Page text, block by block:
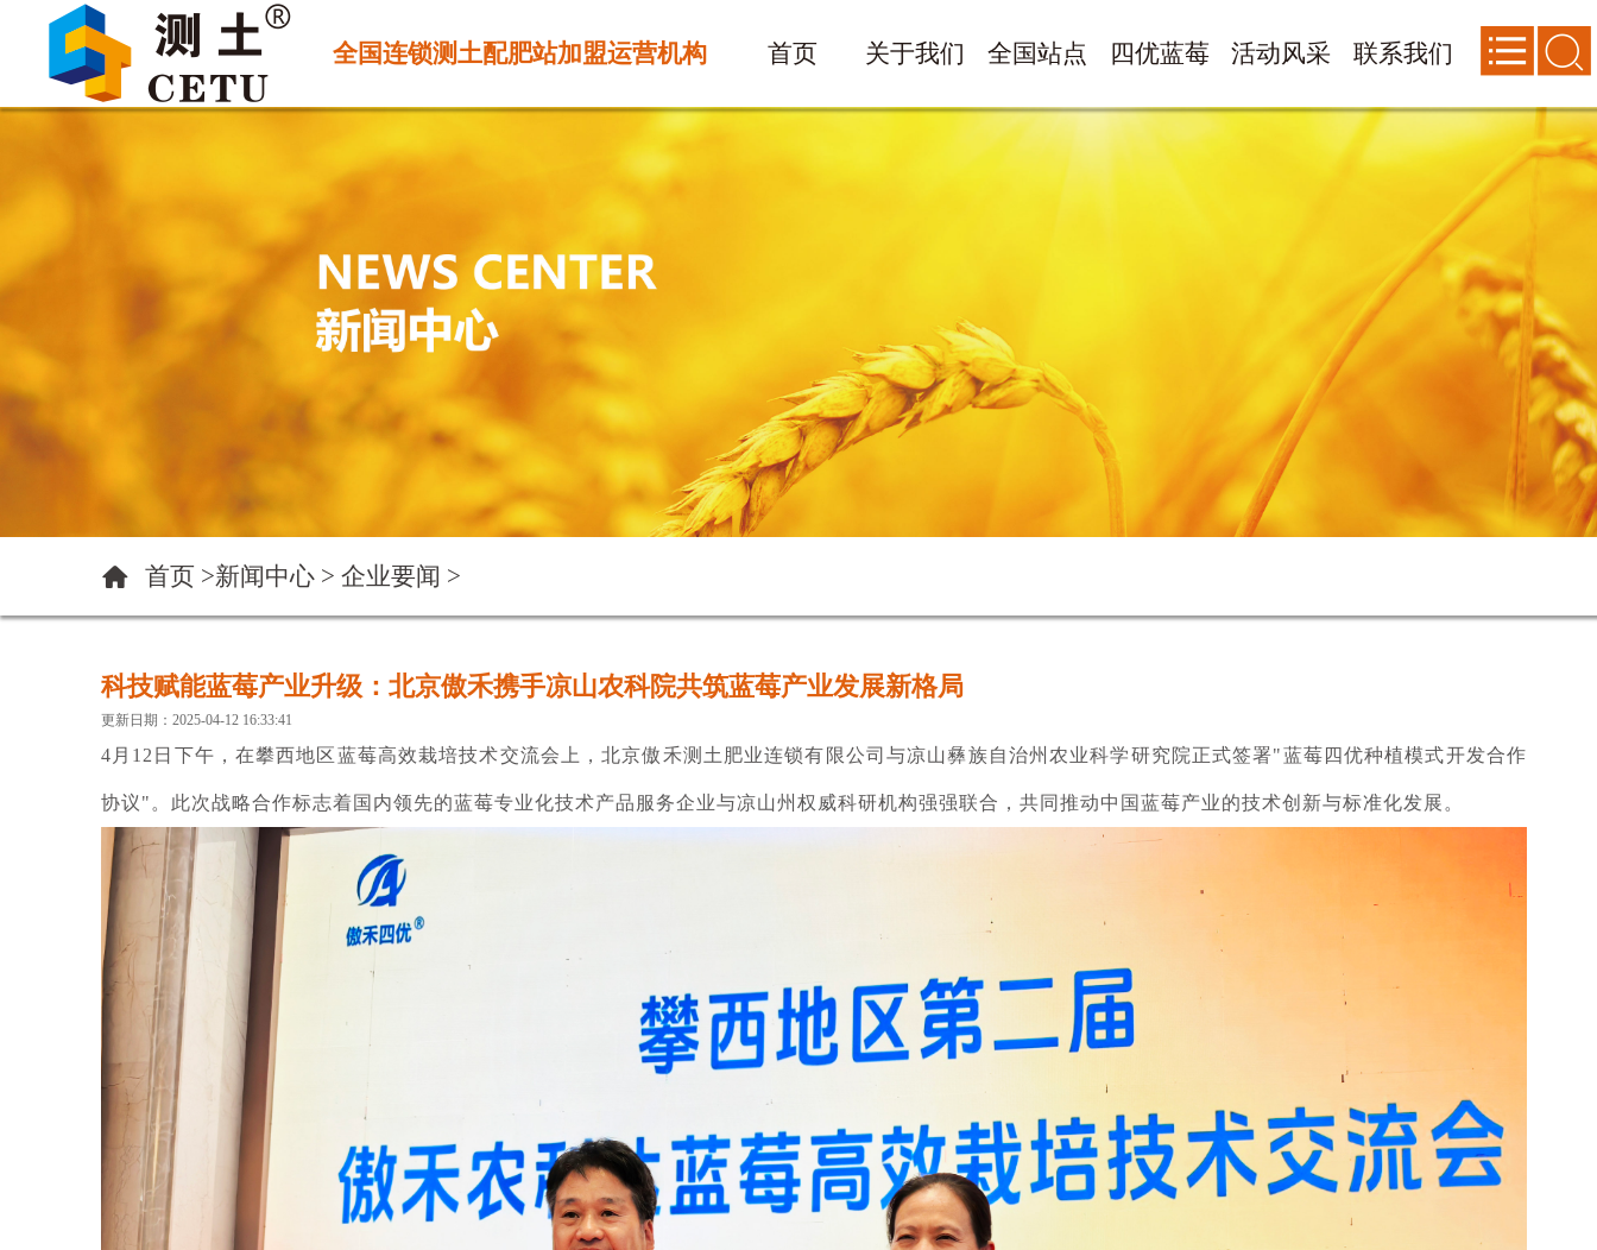
全国连锁测土配肥站加盟运营机构 首页 关于我们 全国站点 四优蓝莓 活动风采 联系我们
首页 >新闻中心 > 企业要闻 >
科技赋能蓝莓产业升级：北京傲禾携手凉山农科院共筑蓝莓产业发展新格局
更新日期：2025-04-12 16:33:41
4月12日下午，在攀西地区蓝莓高效栽培技术交流会上，北京傲禾测土肥业连锁有限公司与凉山彝族自治州农业科学研究院正式签署"蓝莓四优种植模式开发合作
协议"。此次战略合作标志着国内领先的蓝莓专业化技术产品服务企业与凉山州权威科研机构强强联合，共同推动中国蓝莓产业的技术创新与标准化发展。